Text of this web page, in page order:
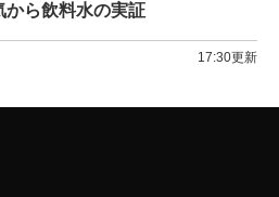
から飲料水の実証
17:30更新